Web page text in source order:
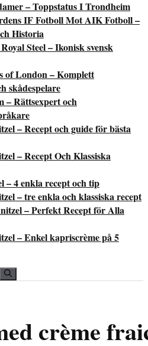
– Toppstatus I Trondheim
IF Fotboll Mot AIK Fotboll –
Historia
Steel – Ikonisk svensk
of London – Komplett
skådespelare
– Rättsexpert och
– Recept och guide för bästa
– Recept Och Klassiska
– 4 enkla recept och tip
– tre enkla och klassiska recept
– Perfekt Recept för Alla
– Enkel kapriscrème på 5
crème